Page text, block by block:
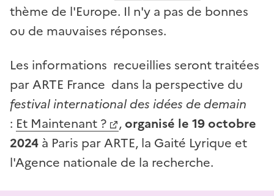
thème de l'Europe. Il n'y a pas de bonnes
ou de mauvaises réponses.
Les informations recueillies seront traitées
par ARTE France dans la perspective du
festival international des idées de demain
: Et Maintenant ? , organisé le 19 octobre
2024 à Paris par ARTE, la Gaité Lyrique et
l'Agence nationale de la recherche.